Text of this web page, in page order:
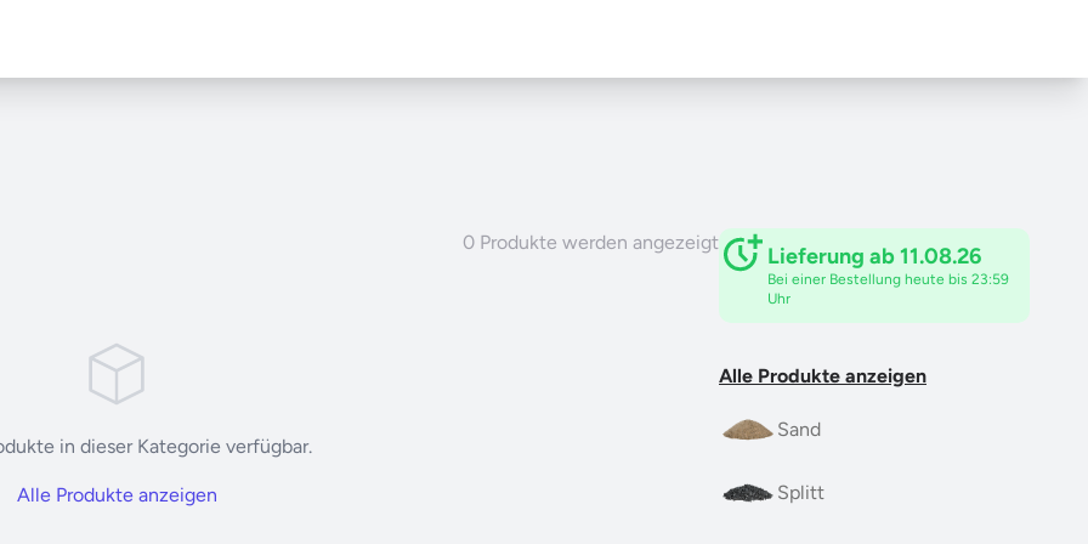
0 Produkte werden angezeigt
in dieser Kategorie verfügbar.
Alle Produkte anzeigen
Lieferung ab 11.08.26
Bei einer Bestellung heute bis 23:59
Uhr
Alle Produkte anzeigen
Sand
Splitt